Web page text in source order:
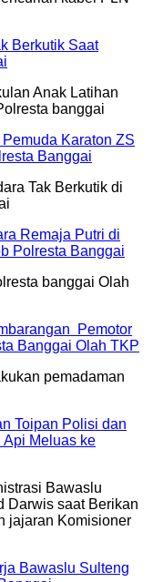
Berkutik Saat
Karaton ZS
Banggai
Remaja Putri di
Polresta Banggai
Pemotor
Banggai Olah TKP
Toipan Polisi dan
Api Meluas ke
Bawaslu Sulteng